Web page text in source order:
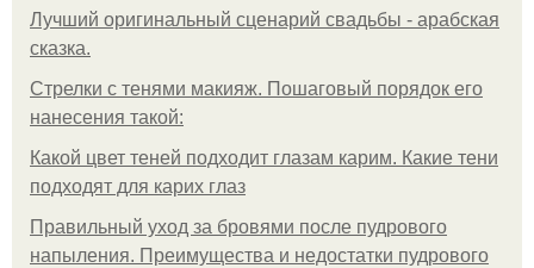
Лучший оригинальный сценарий свадьбы - арабская
сказка.
Стрелки с тенями макияж. Пошаговый порядок его
нанесения такой:
Какой цвет теней подходит глазам карим. Какие тени
подходят для карих глаз
Правильный уход за бровями после пудрового
напыления. Преимущества и недостатки пудрового